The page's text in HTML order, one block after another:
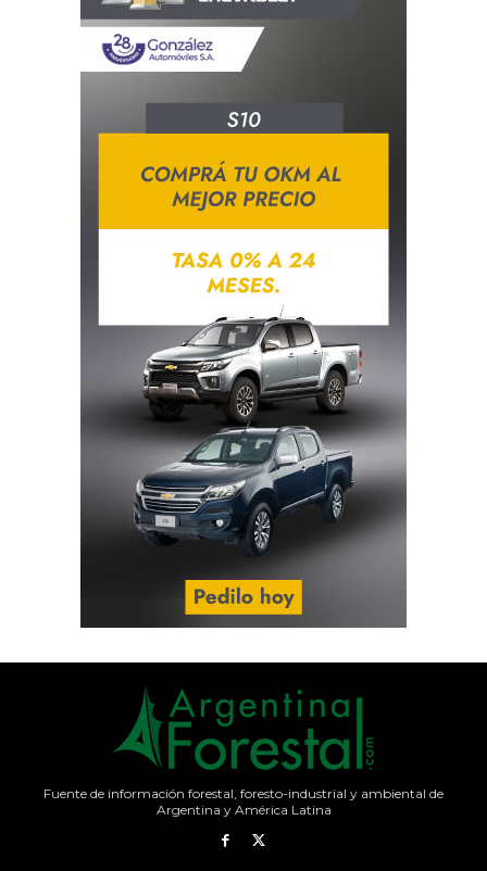
Fuente de información forestal, foresto-industrial y ambiental de
Argentina y América Latina